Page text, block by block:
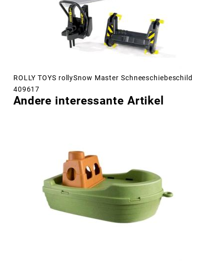
ROLLY TOYS rollySnow Master Schneeschiebeschild
409617
Andere interessante Artikel